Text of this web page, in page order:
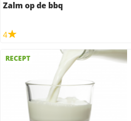
Zalm op de bbq
4
RECEPT